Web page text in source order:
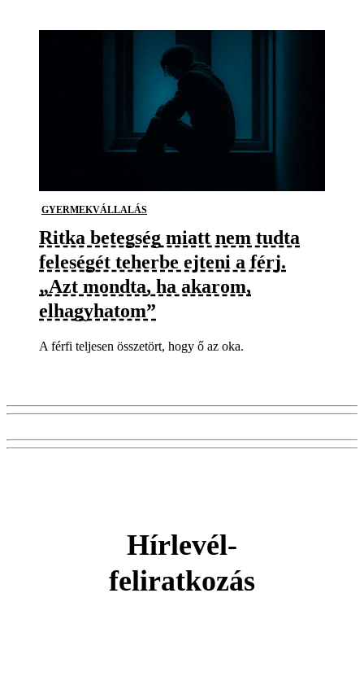
GYERMEKVÁLLALÁS
Ritka betegség miatt nem tudta
feleségét teherbe ejteni a férj.
„Azt mondta, ha akarom,
elhagyhatom”
A férfi teljesen összetört, hogy ő az oka.
Hírlevél-
feliratkozás